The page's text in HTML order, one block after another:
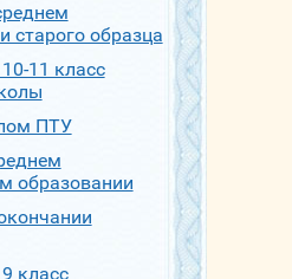
старого образца
11 класс
ПТУ
образовании
класс